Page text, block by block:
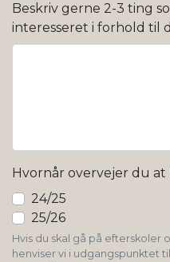
Beskriv gerne 2-3 ting
interesseret i forhold til
Hvornår overvejer du
24/25
25/26
Hvis du skal gå på efterskoler
henviser vi i udgangspunktet